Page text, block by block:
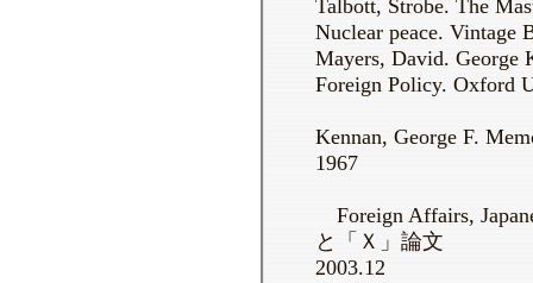
Talbott, Strobe. The
Nuclear peace. Vintage
Mayers, David. George
Foreign Policy. Oxford
Kennan, George F.
1967
Foreign Affairs,
と「Ｘ」論文
2003.12